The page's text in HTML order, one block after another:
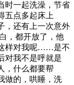
时一起洗澡，节省
五点多起床上
还有上一次意外
，都开放了，他
样对我呢……是不
对我不是呼就是
，什么都要帮
做的，哄睡，洗